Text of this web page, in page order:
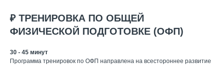
₽ ТРЕНИРОВКА ПО ОБЩЕЙ
ФИЗИЧЕСКОЙ ПОДГОТОВКЕ (ОФП)
30 - 45 минут
Программа тренировок по ОФП направлена на всестороннее развитие